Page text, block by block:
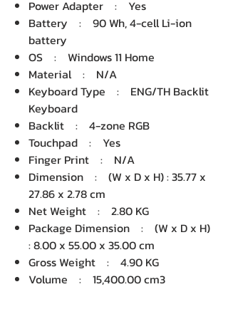
Power Adapter : Yes
Battery : 90 Wh, 4-cell Li-ion
battery
OS : Windows 11 Home
Material : N/A
Keyboard Type : ENG/TH Backlit
Keyboard
Backlit : 4-zone RGB
Touchpad : Yes
Finger Print : N/A
Dimension : (W x D x H) : 35.77 x
27.86 x 2.78 cm
Net Weight : 2.80 KG
Package Dimension : (W x D x H)
: 8.00 x 55.00 x 35.00 cm
Gross Weight : 4.90 KG
Volume : 15,400.00 cm3